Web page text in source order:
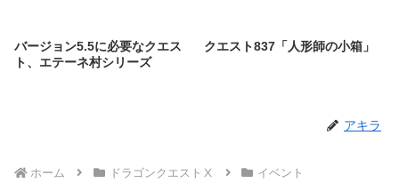
バージョン5.5に必要なクエス
ト、エテーネ村シリーズ
クエスト837「人形師の小箱」
アキラ
ホーム ドラゴンクエストⅩ イベント